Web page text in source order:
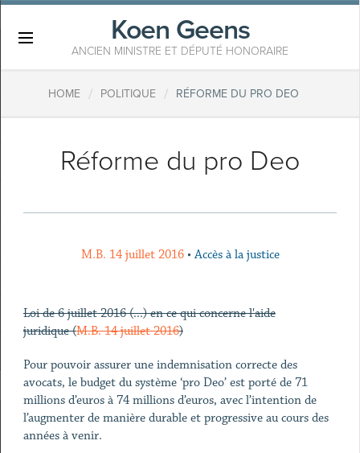
Koen Geens
ANCIEN MINISTRE ET DÉPUTÉ HONORAIRE
HOME / POLITIQUE / RÉFORME DU PRO DEO
Réforme du pro Deo
M.B. 14 juillet 2016 •Accès à la justice
Loi de 6 juillet 2016 (...) en ce qui concerne l'aide
juridique (M.B. 14 juillet 2016)
Pour pouvoir assurer une indemnisation correcte des
avocats, le budget du système ‘pro Deo’ est porté de 71
millions d’euros à 74 millions d’euros, avec l’intention de
l’augmenter de manière durable et progressive au cours des
années à venir.